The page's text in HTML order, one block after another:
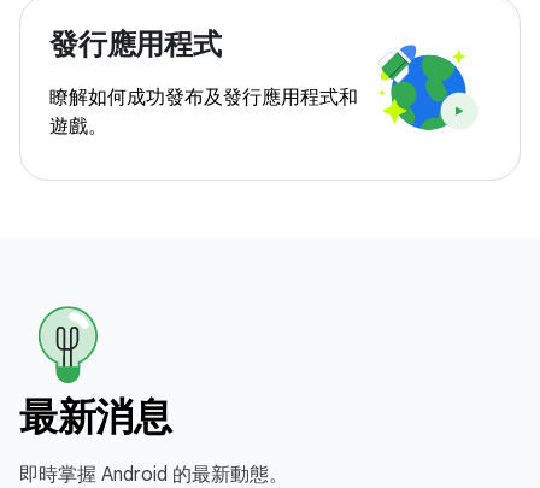
發行應用程式
瞭解如何成功發布及發行應用程式和
遊戲。
最新消息
即時掌握 Android 的最新動態。